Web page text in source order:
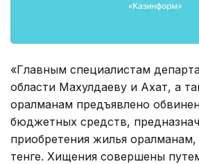
«Главным специалистам
области Махулдаеву и Ахат, а
оралманам предъявлено
бюджетных средств,
приобретения жилья
тенге. Хищения совершены